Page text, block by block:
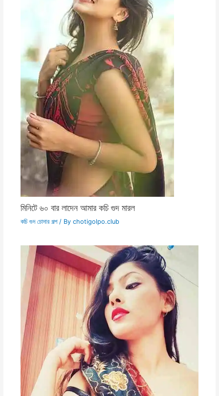
মিনিটে ৬০ বার লাদেন আমার কচি গুদ মারল
কচি গুদ চোদার গল্প/ By chotigolpo.club